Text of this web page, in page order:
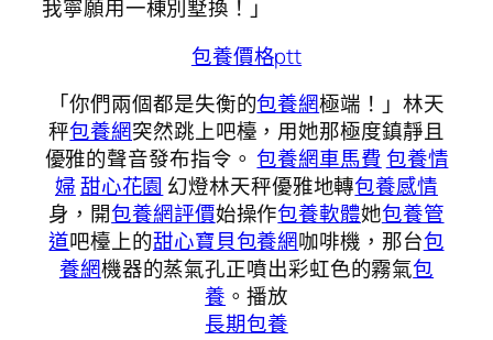
我寧願用一棟別墅換！」
包養價格ptt
「你們兩個都是失衡的包養網極端！」林天
秤包養網突然跳上吧檯，用她那極度鎮靜且
優雅的聲音發布指令。包養網車馬費包養情
婦甜心花園 幻燈林天秤優雅地轉包養感情
身，開包養網評價始操作包養軟體她包養管
道吧檯上的甜心寶貝包養網咖啡機，那台包
養網機器的蒸氣孔正噴出彩虹色的霧氣包
養 。播放
長期包養